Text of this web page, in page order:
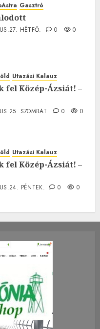
Gasztró
HÉTFŐ. 0 0
Utazási Kalauz
fel Közép-Ázsiát! –
SZOMBAT. 0 0
Utazási Kalauz
fel Közép-Ázsiát! –
PÉNTEK. 0 0